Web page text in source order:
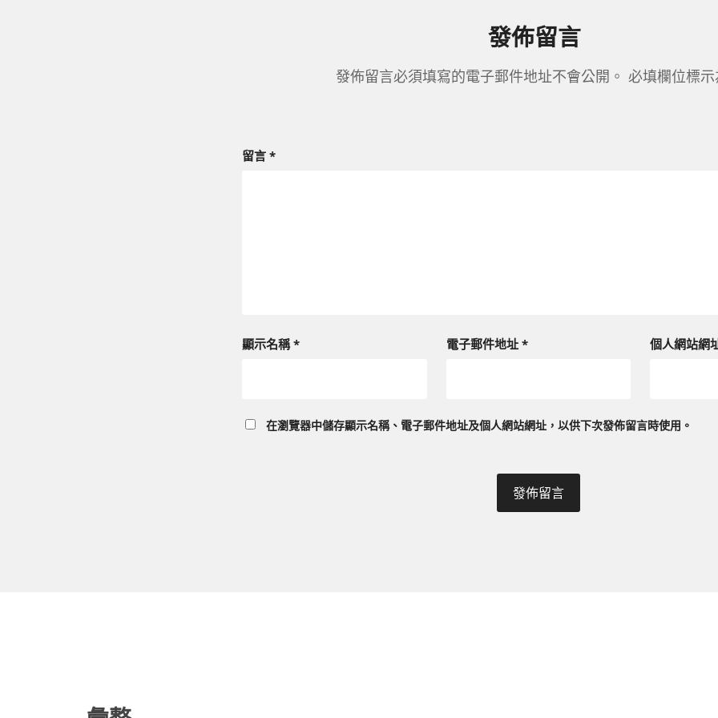
發佈留言
發佈留言必須填寫的電子郵件地址不會公開。 必填欄位標示
留言 *
顯示名稱* 電子郵件地址 * 個人網站網
在瀏覽器中儲存顯示名稱、電子郵件地址及個人網站網址，以供下次發佈留言時使用。